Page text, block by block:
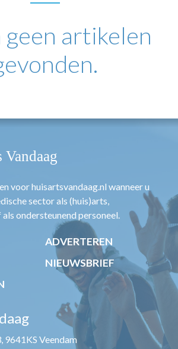
VAKHANDEL
geen artikelen
voor huisartsvandaag.nl wanneer u
sector als (huis)arts,
ondersteunend personeel.
ADVERTEREN
NIEUWSBRIEF
9641KS Veendam